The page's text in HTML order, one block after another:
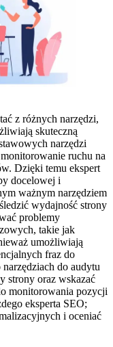
z różnych narzędzi,
skuteczną
narzędzi
ruchu na
Dzięki temu ekspert
docelowej i
ważnym narzędziem
wydajność strony
problemy
takie jak
umożliwiają
fraz do
do audytu
strony oraz wskazać
monitorowania pozycji
eksperta SEO;
i oceniać